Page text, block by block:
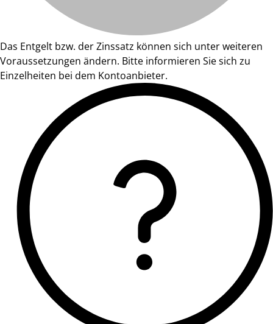
Das Entgelt bzw. der Zinssatz können sich unter weiteren
Voraussetzungen ändern. Bitte informieren Sie sich zu
Einzelheiten bei dem Kontoanbieter.